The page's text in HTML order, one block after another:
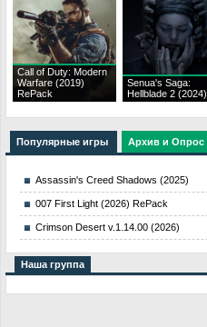
Call of Duty: Modern
Warfare (2019)
RePack
Senua's Saga:
Hellblade 2 (2024)
Популярные игры Архив и Опрос
Assassin's Creed Shadows (2025)
007 First Light (2026) RePack
Crimson Desert v.1.14.00 (2026)
Наша группа